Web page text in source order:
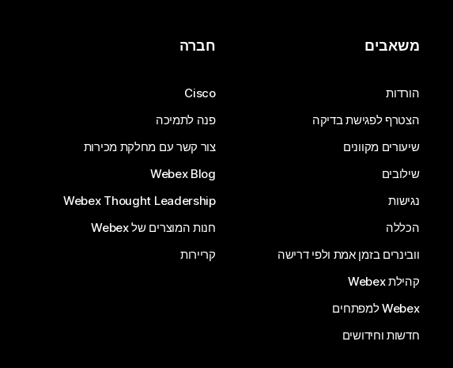
משאבים
הורדות
הצטרף לפגישת בדיקה
שיעורים מקוונים
שילובים
נגישות
הכללה
וובינרים בזמן אמת ולפי דרישה
קהילת Webex
Webex למפתחים
חדשות וחידושים
חברה
Cisco
פנה לתמיכה
צור קשר עם מחלקת מכירות
Webex Blog
Webex Thought Leadership
חנות המוצרים של Webex
קריירות